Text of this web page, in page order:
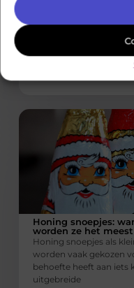
Bedrijven die online
investeren steeds
hun digitale strategie.
Honing snoepjes:
worden ze het
Honing snoepjes als
worden vaak gekozen
behoefte heeft aan iets
uitgebreide